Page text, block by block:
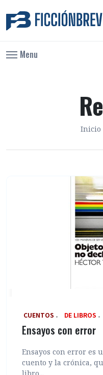
Menu
Inicio
‎ CUENTOS DE LIBROS
Ensayos con error
Ensayos con error es
cuento y la crónica,